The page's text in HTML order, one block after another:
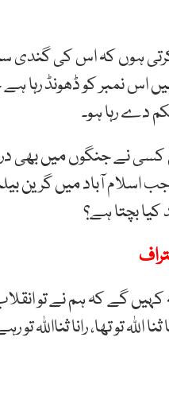
ہوں کہ اس کی گندی
اس نمبر کو ڈھونڈ رہا ہے
دے رہا ہو۔
نے جنگوں میں بھی
اسلام آباد میں گرین
بچتا ہے؟
گے کہ ہم نے تو انقلاب
تو تھا، رانا ثنااللہ تو